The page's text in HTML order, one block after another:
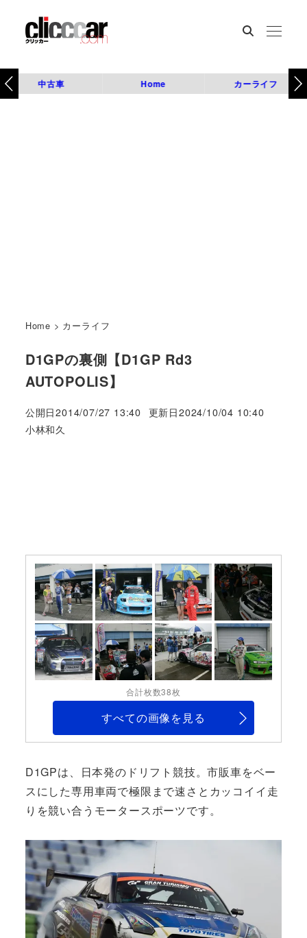
中古車 Home カーライフ
Home > カーライフ
D1GPの裏側【D1GP Rd3
AUTOPOLIS】
公開日2014/07/27 13:40 更新日2024/10/04 10:40
著
小林和久
合計枚数38枚
すべての画像を見る
D1GPは、日本発のドリフト競技。市販車をベー
スにした専用車両で極限まで速さとカッコイイ走
りを競い合うモータースポーツです。